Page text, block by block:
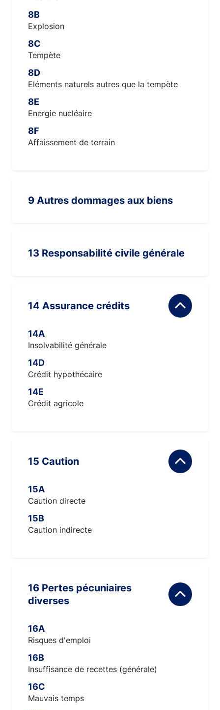
8B
Explosion
8C
Tempète
8D
Eléments naturels autres que la tempète
8E
Energie nucléaire
8F
Affaissement de terrain
9 Autres dommages aux biens
13 Responsabilité civile générale
14 Assurance crédits
14A
Insolvabilité générale
14D
Crédit hypothécaire
14E
Crédit agricole
15 Caution
15A
Caution directe
15B
Caution indirecte
16 Pertes pécuniaires
diverses
16A
Risques d'emploi
16B
Insuffisance de recettes (générale)
16C
Mauvais temps